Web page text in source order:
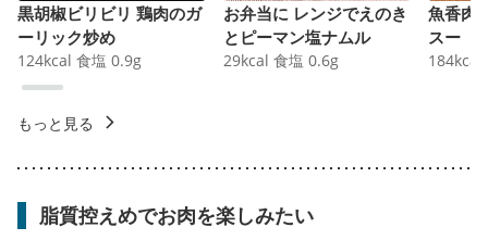
黒胡椒ビリビリ 鶏肉のガ
ーリック炒め
124kcal 食塩 0.9g
お弁当に レンジでえのき
とピーマン塩ナムル
29kcal 食塩 0.6g
魚香肉
スー
184kcal
もっと見る
脂質控えめでお肉を楽しみたい